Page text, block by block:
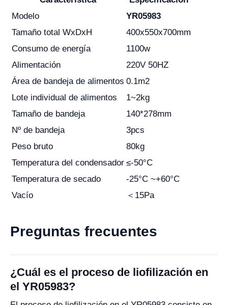
Modelo
YR05983
Tamaño total WxDxH
400x550x700mm
Consumo de energía
1100w
Alimentación
220V 50HZ
Área de bandeja de alimentos 0.1m2
Lote individual de alimentos
1~2kg
Tamaño de bandeja
140*278mm
Nº de bandeja
3pcs
Peso bruto
80kg
Temperatura del condensador ≤-50°C
Temperatura de secado
-25°C ~+60°C
Vacío
＜15Pa
Preguntas frecuentes
¿Cuál es el proceso de liofilización en
el YR05983?